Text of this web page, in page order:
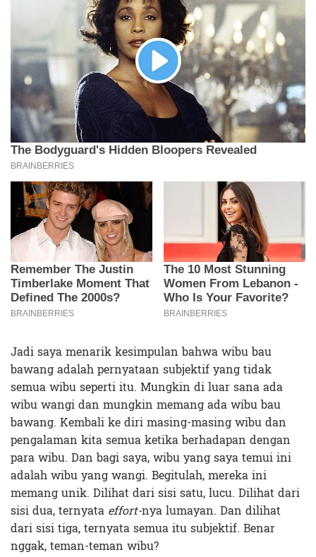
Jadi saya menarik kesimpulan bahwa wibu bau
bawang adalah pernyataan subjektif yang tidak
semua wibu seperti itu. Mungkin di luar sana ada
wibu wangi dan mungkin memang ada wibu bau
bawang. Kembali ke diri masing-masing wibu dan
pengalaman kita semua ketika berhadapan dengan
para wibu. Dan bagi saya, wibu yang saya temui ini
adalah wibu yang wangi. Begitulah, mereka ini
memang unik. Dilihat dari sisi satu, lucu. Dilihat dari
sisi dua, ternyata effort-nya lumayan. Dan dilihat
dari sisi tiga, ternyata semua itu subjektif. Benar
nggak, teman-teman wibu?